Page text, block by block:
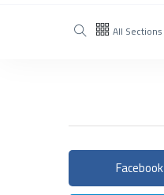
All Sections
Facebook